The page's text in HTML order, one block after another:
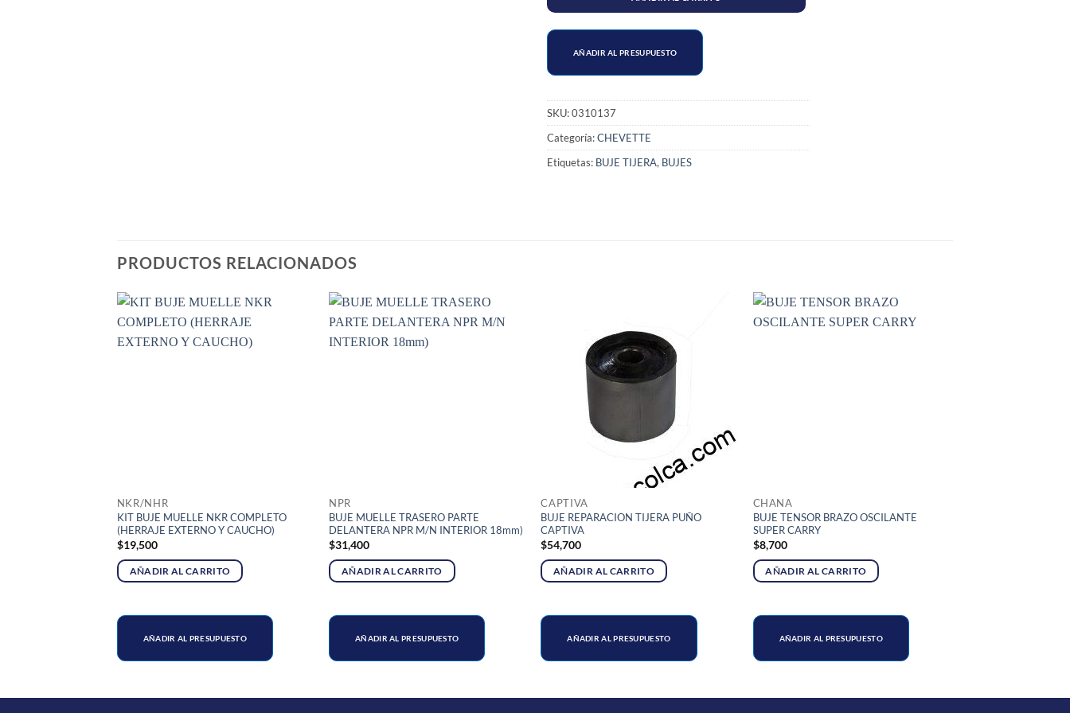
AÑADIR AL PRESUPUESTO
SKU:0310137
Categoría:CHEVETTE
Etiquetas: BUJE TIJERA, BUJES
PRODUCTOS RELACIONADOS
NKR/NHR
KIT BUJE MUELLE NKR COMPLETO
(HERRAJE EXTERNO Y CAUCHO)
$19,500
AÑADIR AL CARRITO
AÑADIR AL PRESUPUESTO
NPR
BUJE MUELLE TRASERO PARTE
DELANTERA NPR M/N INTERIOR 18mm)
$31,400
AÑADIR AL CARRITO
AÑADIR AL PRESUPUESTO
CAPTIVA
BUJE REPARACION TIJERA PUÑO
CAPTIVA
$54,700
AÑADIR AL CARRITO
AÑADIR AL PRESUPUESTO
CHANA
BUJE TENSOR BRAZO OSCILANTE
SUPER CARRY
$8,700
AÑADIR AL CARRITO
AÑADIR AL PRESUPUESTO